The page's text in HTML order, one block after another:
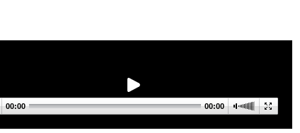
00:00 00:00